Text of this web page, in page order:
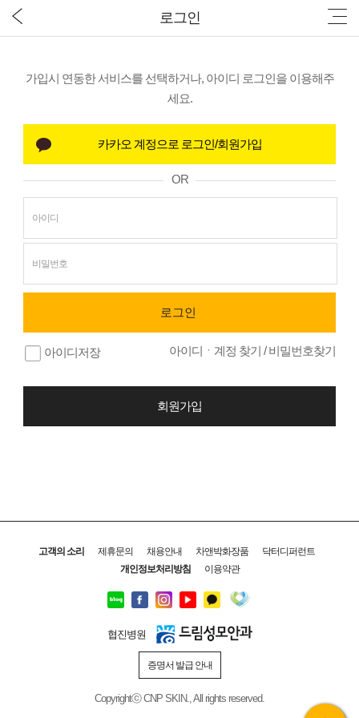
로그인
가입시 연동한 서비스를 선택하거나, 아이디 로그인을 이용해주
세요.
OR
아이디저장 아이디ㆍ계정 찾기 /비밀번호찾기
회원가입
고객의 소리 제휴문의 채용안내 차앤박화장품
닥터디퍼런트
개인정보처리방침
이용약관
협진병원
증명서 발급 안내
Copyrightⓒ CNP SKIN., All rights reserved.